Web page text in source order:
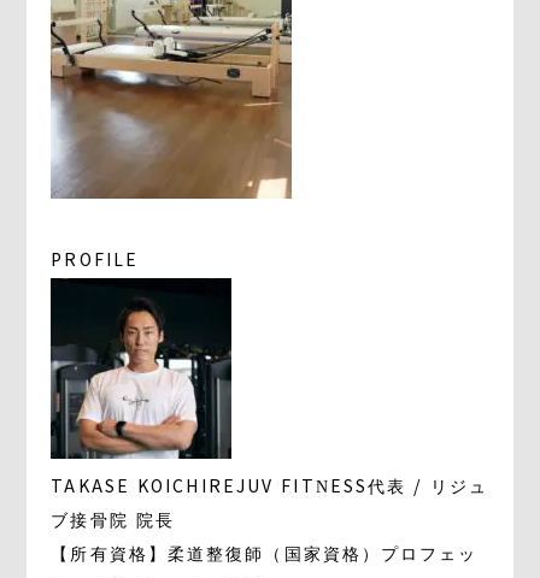
PROFILE
TAKASE KOICHI
REJUV FITNESS代表 / リジュ
ブ接骨院 院長
【所有資格】柔道整復師（国家資格）プロフェッ
入会・初回体験はこちら